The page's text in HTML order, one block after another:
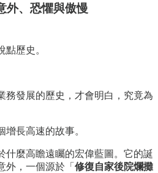
外、恐懼與傲慢
歷史。
務發展的歷史，才會明白，究竟為
長高速的故事。
什麼高瞻遠矚的宏偉藍圖。它的誕
外，一個源於「 修復自家後院爛攤